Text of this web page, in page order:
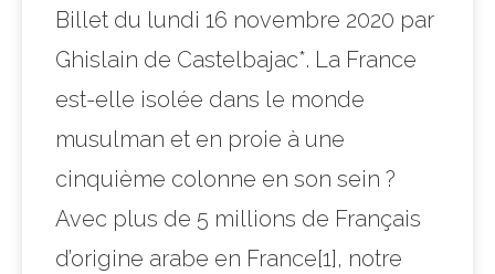
Billet du lundi 16 novembre 2020 par
Ghislain de Castelbajac*. La France
est-elle isolée dans le monde
musulman et en proie à une
cinquième colonne en son sein ?
Avec plus de 5 millions de Français
d’origine arabe en France[1], notre